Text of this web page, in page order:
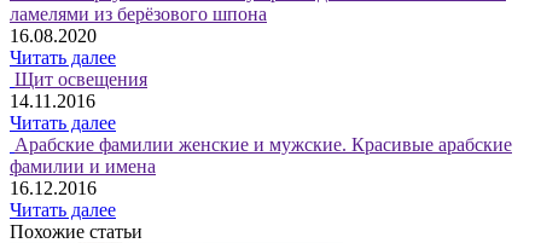
ламелями из берёзового шпона
16.08.2020
Читать далее
Щит освещения
14.11.2016
Читать далее
Арабские фамилии женские и мужские. Красивые арабские
фамилии и имена
16.12.2016
Читать далее
Похожие статьи